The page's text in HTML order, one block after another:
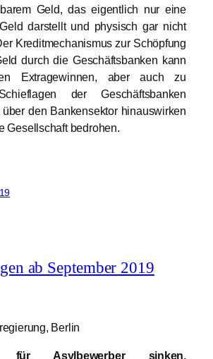
Geld, das eigentlich nur eine
darstellt und physisch gar nicht
Kreditmechanismus zur Schöpfung
durch die Geschäftsbanken kann
Extragewinnen, aber auch zu
der Geschäftsbanken
den Bankensektor hinauswirken
Gesellschaft bedrohen.
ab September 2019
Berlin
für Asylbewerber sinken,